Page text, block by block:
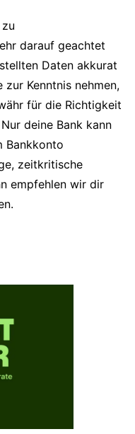
darauf geachtet
Daten akkurat
Kenntnis nehmen,
für die Richtigkeit
deine Bank kann
Bankkonto
zeitkritische
empfehlen wir dir